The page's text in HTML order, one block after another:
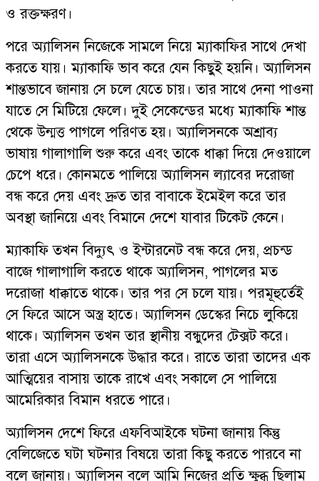
ও রক্তক্ষরণ।
পরে অ্যালিসন নিজেকে সামলে নিয়ে ম্যাকাফির সাথে দেখা
করতে যায়। ম্যাকাফি ভাব করে যেন কিছুই হয়নি। অ্যালিসন
শান্তভাবে জানায় সে চলে যেতে চায়। তার সাথে দেনা পাওনা
যাতে সে মিটিয়ে ফেলে। দুই সেকেন্ডের মধ্যে ম্যাকাফি শান্ত
থেকে উন্মত্ত পাগলে পরিণত হয়। অ্যালিসনকে অশ্রাব্য
ভাষায় গালাগালি শুরু করে এবং তাকে ধাক্কা দিয়ে দেওয়ালে
চেপে ধরে। কোনমতে পালিয়ে অ্যালিসন ল্যাবের দরোজা
বন্ধ করে দেয় এবং দ্রুত তার বাবাকে ইমেইল করে তার
অবস্থা জানিয়ে এবং বিমানে দেশে যাবার টিকেট কেনে।
ম্যাকাফি তখন বিদ্যুৎ ও ইন্টারনেট বন্ধ করে দেয়, প্রচন্ড
বাজে গালাগালি করতে থাকে অ্যালিসন, পাগলের মত
দরোজা ধাক্কাতে থাকে। তার পর সে চলে যায়। পরমূহুর্তেই
সে ফিরে আসে অস্ত্র হাতে। অ্যালিসন ডেস্কের নিচে লুকিয়ে
থাকে। অ্যালিসন তখন তার স্থানীয় বন্ধুদের টেক্সট করে।
তারা এসে অ্যালিসনকে উদ্ধার করে। রাতে তারা তাদের এক
আত্মিয়ের বাসায় তাকে রাখে এবং সকালে সে পালিয়ে
আমেরিকার বিমান ধরতে পারে।
অ্যালিসন দেশে ফিরে এফবিআইকে ঘটনা জানায় কিন্তু
বেলিজেতে ঘটা ঘটনার বিষয়ে তারা কিছু করতে পারবে না
বলে জানায়। অ্যালিসন বলে আমি নিজের প্রতি ক্ষুব্ধ ছিলাম